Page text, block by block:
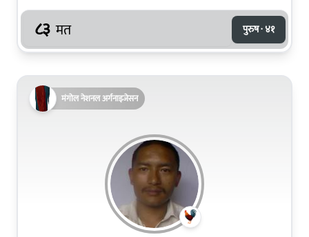
८३ मत पुरुष · ४१
मंगोल नेशनल अर्गनाइजेसन